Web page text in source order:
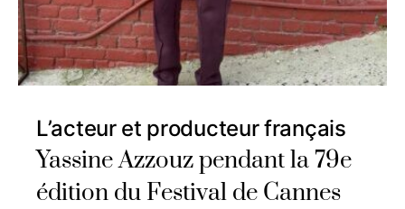
L’acteur et producteur français
Yassine Azzouz pendant la 79e
édition du Festival de Cannes